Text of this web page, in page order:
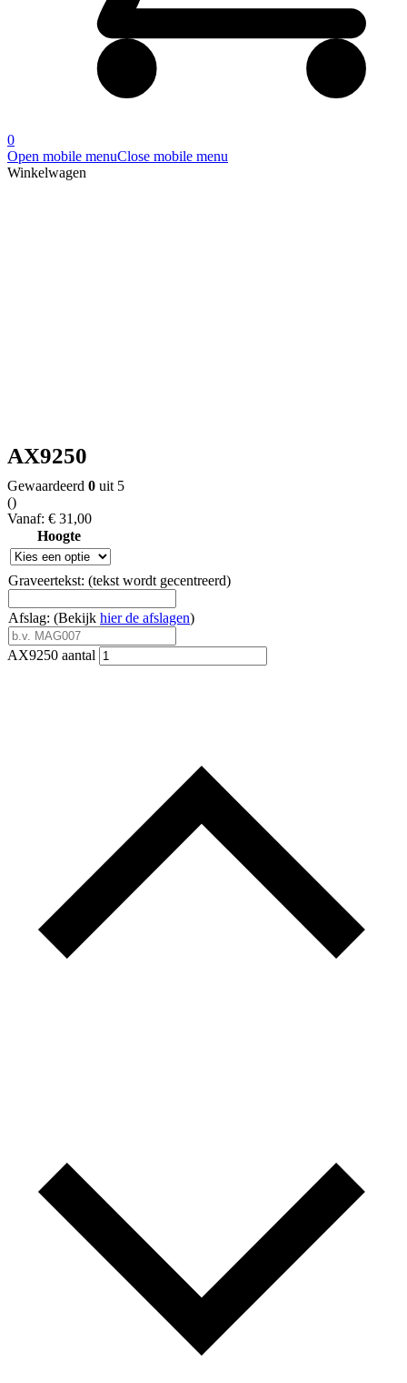
0
Open mobile menuClose mobile menu
Winkelwagen
AX9250
Gewaardeerd 0 uit 5
()
Vanaf: € 31,00
Hoogte
Graveertekst: (tekst wordt gecentreerd)
Afslag: (Bekijk hier de afslagen)
AX9250 aantal